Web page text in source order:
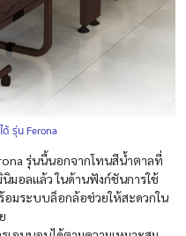
รุ่น Ferona
รุ่นนี้นอกจากโทนสีน้ำตาลที่
มอลแล้ว ในด้านฟังก์ชันการใช้
อมระบบล็อกล้อช่วยให้สะดวกใน